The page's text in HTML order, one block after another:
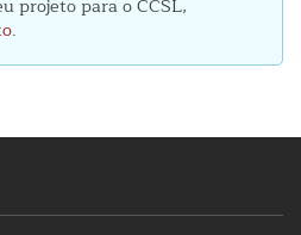
projeto para o CCSL,
.